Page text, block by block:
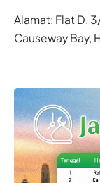
Alamat: Flat D,
Causeway Bay,